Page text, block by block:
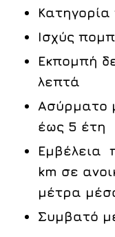
Ισχύς
Εκπομπή
λεπτά
Ασύρματο
έως 5 έτη
Εμβέλεια
km σε
μέτρα
Συμβατό